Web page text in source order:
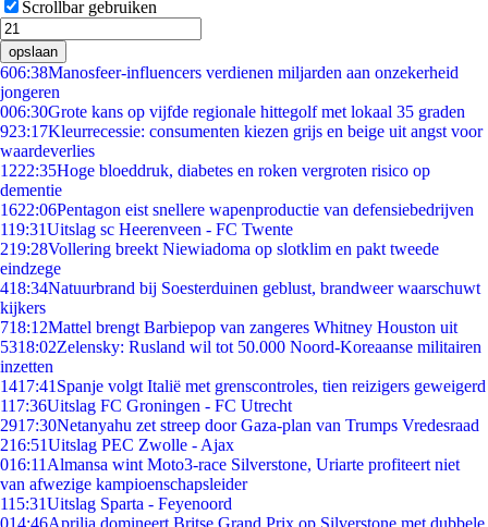
Scrollbar gebruiken
opslaan
606:38Manosfeer-influencers verdienen miljarden aan onzekerheid
jongeren
006:30Grote kans op vijfde regionale hittegolf met lokaal 35 graden
923:17Kleurrecessie: consumenten kiezen grijs en beige uit angst voor
waardeverlies
1222:35Hoge bloeddruk, diabetes en roken vergroten risico op
dementie
1622:06Pentagon eist snellere wapenproductie van defensiebedrijven
119:31Uitslag sc Heerenveen - FC Twente
219:28Vollering breekt Niewiadoma op slotklim en pakt tweede
eindzege
418:34Natuurbrand bij Soesterduinen geblust, brandweer waarschuwt
kijkers
718:12Mattel brengt Barbiepop van zangeres Whitney Houston uit
5318:02Zelensky: Rusland wil tot 50.000 Noord-Koreaanse militairen
inzetten
1417:41 Spanje volgt Italië met grenscontroles, tien reizigers geweigerd
117:36Uitslag FC Groningen - FC Utrecht
2917:30Netanyahu zet streep door Gaza-plan van Trumps Vredesraad
216:51Uitslag PEC Zwolle - Ajax
016:11 Almansa wint Moto3-race Silverstone, Uriarte profiteert niet
van afwezige kampioenschapsleider
115:31Uitslag Sparta - Feyenoord
014:46Aprilia domineert Britse Grand Prix op Silverstone met dubbele